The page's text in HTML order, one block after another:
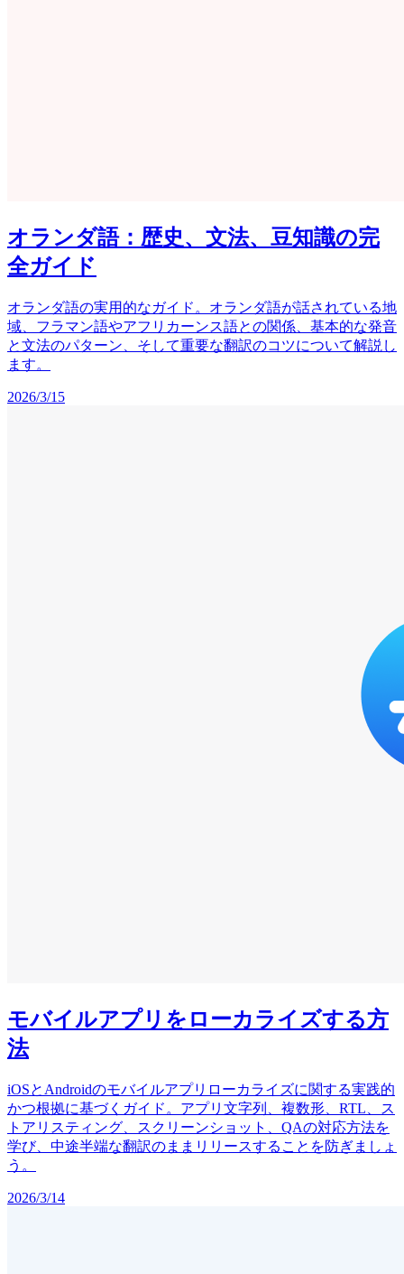
オランダ語：歴史、文法、豆知識の完
全ガイド
オランダ語の実用的なガイド。オランダ語が話されている地
域、フラマン語やアフリカーンス語との関係、基本的な発音
と文法のパターン、そして重要な翻訳のコツについて解説し
ます。
2026/3/15
モバイルアプリをローカライズする方
法
iOSとAndroidのモバイルアプリローカライズに関する実践的
かつ根拠に基づくガイド。アプリ文字列、複数形、RTL、ス
トアリスティング、スクリーンショット、QAの対応方法を
学び、中途半端な翻訳のままリリースすることを防ぎましょ
う。
2026/3/14